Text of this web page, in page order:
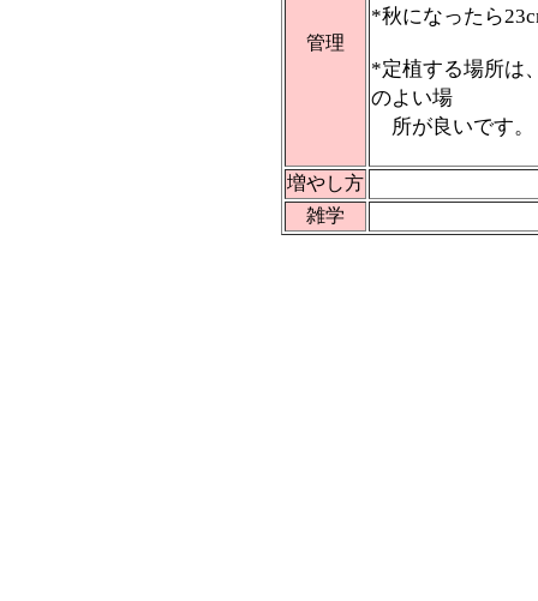
管理
*秋になったら
*定植する場所は
のよい場
所が良いです。
増やし方
雑学